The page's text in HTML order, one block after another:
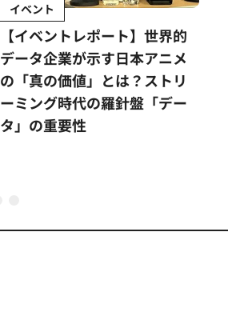
イベント
【イベントレポート】世界的
データ企業が示す日本アニメ
の「真の価値」とは？ストリ
ーミング時代の羅針盤「デー
タ」の重要性